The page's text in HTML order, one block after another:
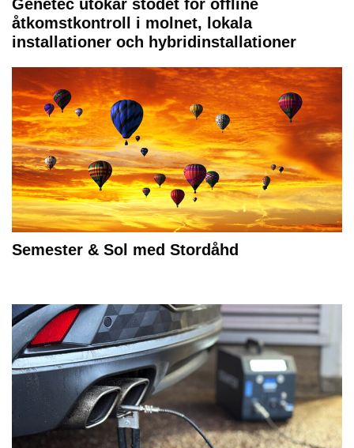
Genetec utökar stödet för offline
åtkomstkontroll i molnet, lokala
installationer och hybridinstallationer
Semester & Sol med Stordåhd